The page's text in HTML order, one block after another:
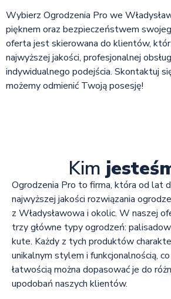
Wybierz Ogrodzenia Pro we
pięknem oraz bezpieczeństwem
oferta jest skierowana do klientów,
najwyższej jakości, profesjonalnej
indywidualnego podejścia. Skontaktuj
możemy odmienić Twoją posesję!
Kim
Ogrodzenia Pro to firma, która od lat
najwyższej jakości rozwiązania
z Władysławowa i okolic. W naszej
trzy główne typy ogrodzeń:
kute. Każdy z tych produktów
unikalnym stylem i funkcjonalnością,
łatwością można dopasować je do
upodobań naszych klientów.